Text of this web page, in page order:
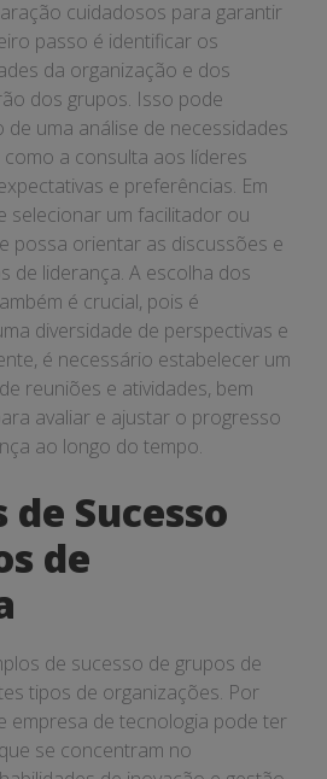
cuidadosos para garantir
passo é identificar os
da organização e dos
dos grupos. Isso pode
de uma análise de necessidades
a consulta aos líderes
e preferências. Em
selecionar um facilitador ou
possa orientar as discussões e
de liderança. A escolha dos
é crucial, pois é
diversidade de perspectivas e
é necessário estabelecer um
reuniões e atividades, bem
avaliar e ajustar o progresso
ao longo do tempo.
de Sucesso
de
de sucesso de grupos de
tipos de organizações. Por
empresa de tecnologia pode ter
se concentram no